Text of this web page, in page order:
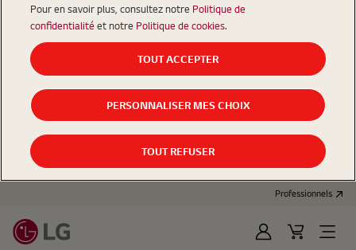
Professionnels
Se
PanierOpen
Pour en savoir plus, consultez notre Politique de
confidentialité et notre Politique de cookies.
TOUT ACCEPTER
PERSONNALISER MES CHOIX
TOUT REFUSER